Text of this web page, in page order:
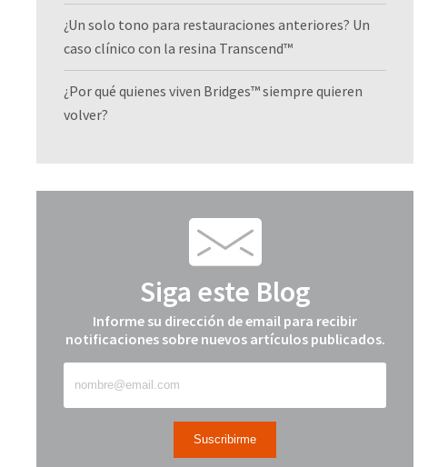
¿Un solo tono para restauraciones anteriores? Un
caso clínico con la resina Transcend™
¿Por qué quienes viven Bridges™ siempre quieren
volver?
Siga este Blog
Informe su dirección de email para recibir
notificaciones sobre nuevos artículos publicados.